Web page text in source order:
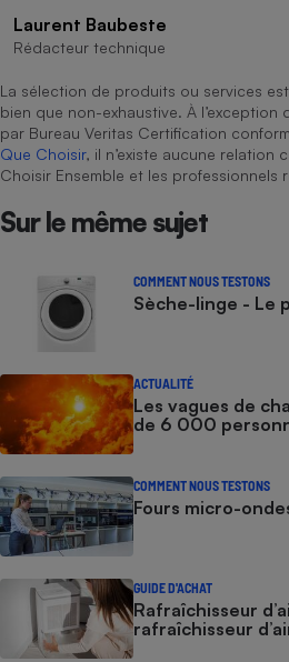
Laurent Baubeste
Rédacteur technique
La sélection de produits ou services
bien que non-exhaustive. À
par Bureau Veritas Certification
Que Choisir, il n’existe aucune relation
Choisir Ensemble et les professionnels
Sur le même sujet
COMMENT NOUS TESTONS
Sèche-linge - Le
ACTUALITÉ
Les vagues de
de 6 000
COMMENT NOUS TESTONS
Fours micro-
GUIDE D'ACHAT
Rafraîchisseur
rafraîchisseur